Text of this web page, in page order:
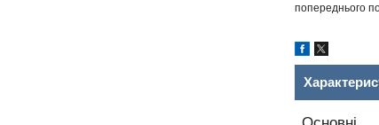
попереднього